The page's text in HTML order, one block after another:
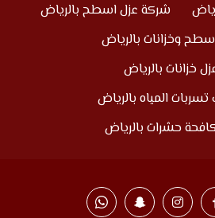
شركة عزل اسطح بالرياض
وخزانات بالرياض
خزانات بالرياض
المياه بالرياض
حشرات بالرياض